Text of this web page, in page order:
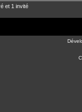
et 1 invité